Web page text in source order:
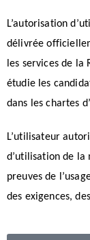
L’autorisation
délivrée
les services de la
étudie les
dans les chartes
L’utilisateur
d’utilisation de la
preuves de
des exigences,